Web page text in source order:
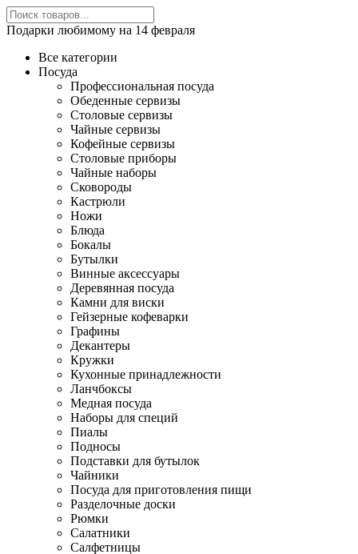
Подарки любимому на 14 февраля
Все категории
Посуда
Профессиональная посуда
Обеденные сервизы
Столовые сервизы
Чайные сервизы
Кофейные сервизы
Столовые приборы
Чайные наборы
Сковороды
Кастрюли
Ножи
Блюда
Бокалы
Бутылки
Винные аксессуары
Деревянная посуда
Камни для виски
Гейзерные кофеварки
Графины
Декантеры
Кружки
Кухонные принадлежности
Ланчбоксы
Медная посуда
Наборы для специй
Пиалы
Подносы
Подставки для бутылок
Чайники
Посуда для приготовления пищи
Разделочные доски
Рюмки
Салатники
Салфетницы